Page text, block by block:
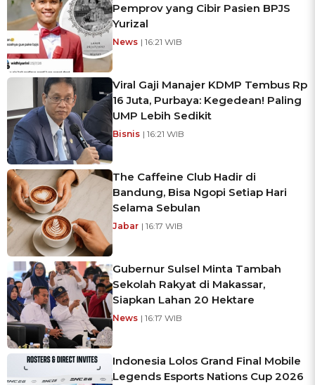
Pemprov yang Cibir Pasien BPJS
Yurizal
News | 16:21 WIB
Viral Gaji Manajer KDMP Tembus Rp
16 Juta, Purbaya: Kegedean! Paling
UMP Lebih Sedikit
Bisnis | 16:21 WIB
The Caffeine Club Hadir di
Bandung, Bisa Ngopi Setiap Hari
Selama Sebulan
Jabar | 16:17 WIB
Gubernur Sulsel Minta Tambah
Sekolah Rakyat di Makassar,
Siapkan Lahan 20 Hektare
News | 16:17 WIB
Indonesia Lolos Grand Final Mobile
Legends Esports Nations Cup 2026